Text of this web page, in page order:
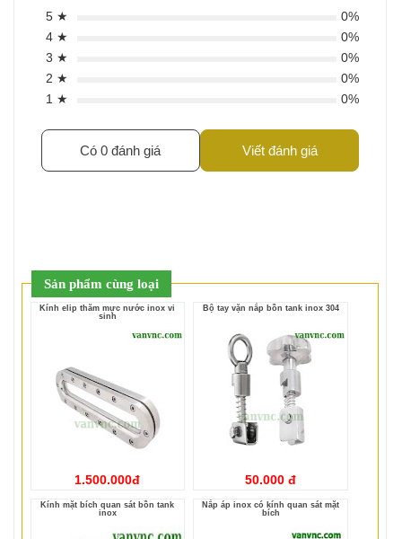
5 ★
0%
4 ★
0%
3 ★
0%
2 ★
0%
1 ★
0%
Có 0 đánh giá Viết đánh giá
Sản phẩm cùng loại
Kính elip thăm mực nước inox vi
sinh
1.500.000đ
Bộ tay vặn nắp bồn tank inox 304
50.000 đ
Kính mặt bích quan sát bồn tank
inox
Nắp áp inox có kính quan sát mặt
bích